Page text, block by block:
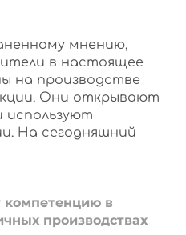
мнению,
в настоящее
на производстве
Они открывают
используют
На сегодняшний
в
производствах